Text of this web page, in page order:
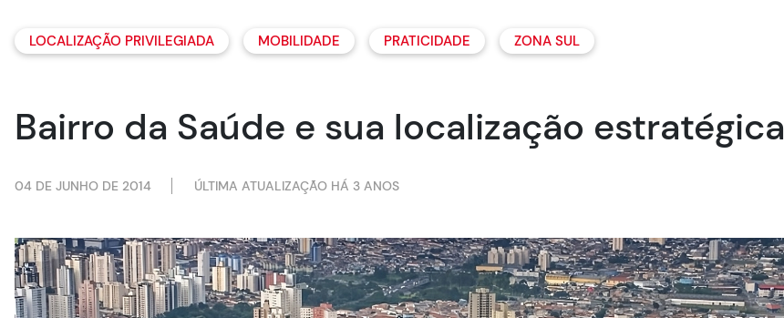
LOCALIZAÇÃO PRIVILEGIADA MOBILIDADE PRATICIDADE ZONA SUL
Bairro da Saúde e sua localização estratégica
04 DE JUNHO DE 2014 ÚLTIMA ATUALIZAÇÃO HÁ 3 ANOS